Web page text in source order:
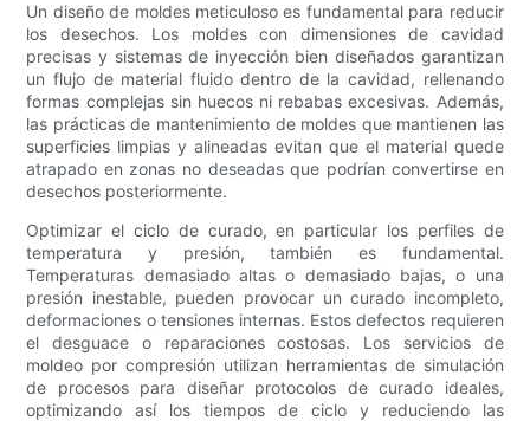
Un diseño de moldes meticuloso es fundamental para reducir
los desechos. Los moldes con dimensiones de cavidad
precisas y sistemas de inyección bien diseñados garantizan
un flujo de material fluido dentro de la cavidad, rellenando
formas complejas sin huecos ni rebabas excesivas. Además,
las prácticas de mantenimiento de moldes que mantienen las
superficies limpias y alineadas evitan que el material quede
atrapado en zonas no deseadas que podrían convertirse en
desechos posteriormente.
Optimizar el ciclo de curado, en particular los perfiles de
temperatura y presión, también es fundamental.
Temperaturas demasiado altas o demasiado bajas, o una
presión inestable, pueden provocar un curado incompleto,
deformaciones o tensiones internas. Estos defectos requieren
el desguace o reparaciones costosas. Los servicios de
moldeo por compresión utilizan herramientas de simulación
de procesos para diseñar protocolos de curado ideales,
optimizando así los tiempos de ciclo y reduciendo las